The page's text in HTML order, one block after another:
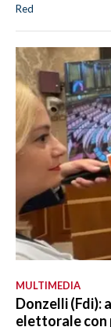
Red
MULTIMEDIA
Donzelli (Fdi):
elettorale con